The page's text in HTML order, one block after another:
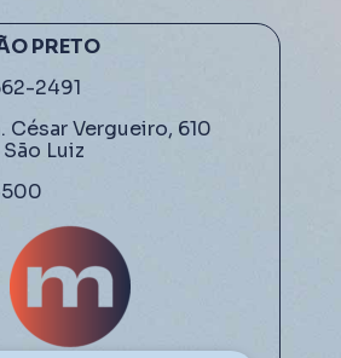
PRETO
2491
César Vergueiro, 610
Luiz